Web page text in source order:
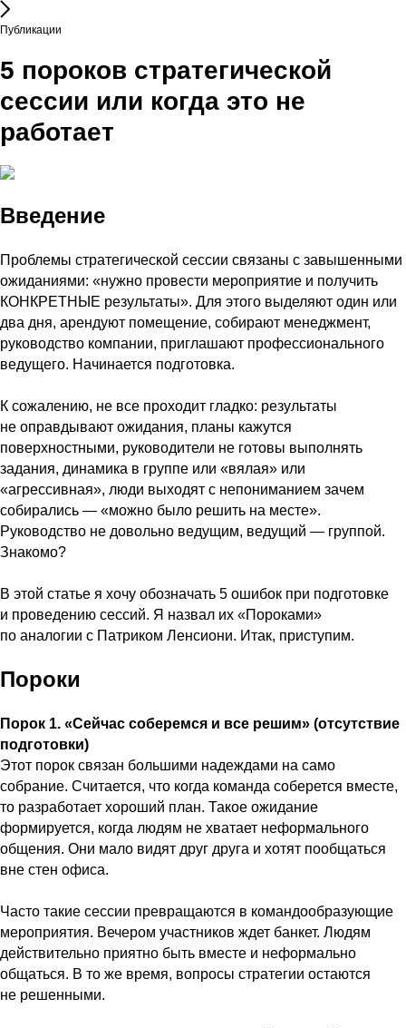
Публикации
5 пороков стратегической
сессии или когда это не
работает
Введение
Проблемы стратегической сессии связаны с завышенными
ожиданиями: «нужно провести мероприятие и получить
КОНКРЕТНЫЕ результаты». Для этого выделяют один или
два дня, арендуют помещение, собирают менеджмент,
руководство компании, приглашают профессионального
ведущего. Начинается подготовка.
К сожалению, не все проходит гладко: результаты
не оправдывают ожидания, планы кажутся
поверхностными, руководители не готовы выполнять
задания, динамика в группе или «вялая» или
«агрессивная», люди выходят с непониманием зачем
собирались — «можно было решить на месте».
Руководство не довольно ведущим, ведущий — группой.
Знакомо?
В этой статье я хочу обозначать 5 ошибок при подготовке
и проведению сессий. Я назвал их «Пороками»
по аналогии с Патриком Ленсиони. Итак, приступим.
Пороки
Порок 1. «Сейчас соберемся и все решим» (отсутствие
подготовки)
Этот порок связан большими надеждами на само
собрание. Считается, что когда команда соберется вместе,
то разработает хороший план. Такое ожидание
формируется, когда людям не хватает неформального
общения. Они мало видят друг друга и хотят пообщаться
вне стен офиса.
Часто такие сессии превращаются в командообразующие
мероприятия. Вечером участников ждет банкет. Людям
действительно приятно быть вместе и неформально
общаться. В то же время, вопросы стратегии остаются
не решенными.